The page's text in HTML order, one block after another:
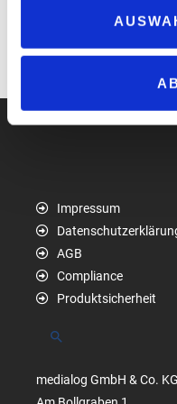
Stunden nach der letzten
Impressum
AGB
Compliance
Produktsicherheit
Suchen
medialog GmbH & Co. KG